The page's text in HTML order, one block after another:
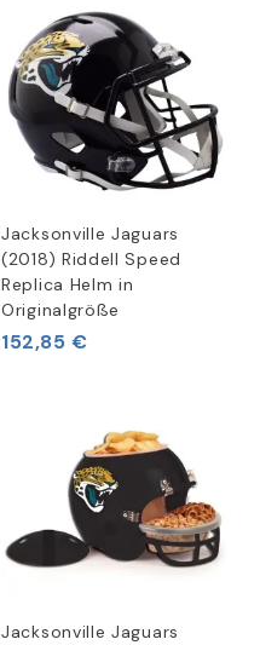
Jacksonville Jaguars
(2018) Riddell Speed
Replica Helm in
Originalgröße
152,85 €
Jacksonville Jaguars